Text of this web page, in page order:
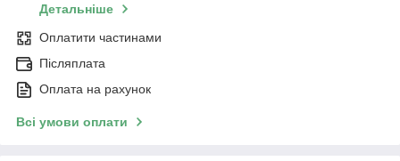
Детальніше
Оплатити частинами
Післяплата
Оплата на рахунок
Всі умови оплати